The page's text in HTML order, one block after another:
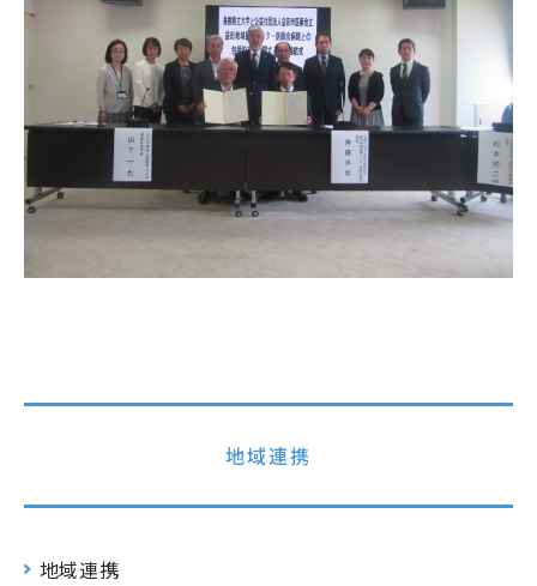
地域連携
地域連携